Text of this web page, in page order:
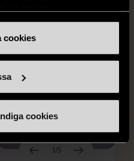
cookies
cookies
279 kr
1/5